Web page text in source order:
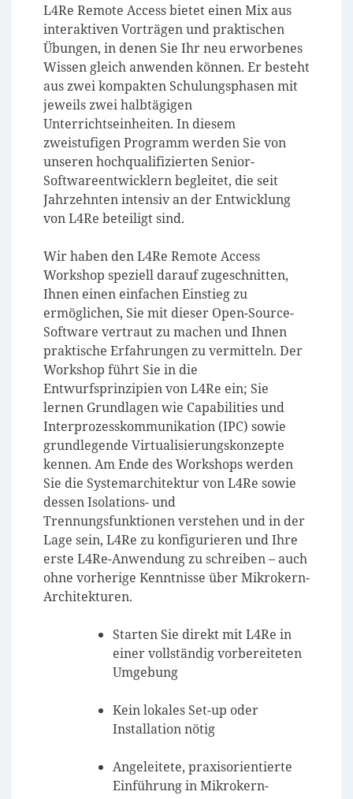
L4Re Remote Access bietet einenMix aus
interaktiven Vorträgen und praktischen
Übungen, in denen Sie Ihr neu erworbenes
Wissen gleich anwenden können. Er besteht
aus zwei kompakten Schulungsphasen mit
jeweils zwei halbtägigen
Unterrichtseinheiten. In diesem
zweistufigen Programm werden Sie von
unseren hochqualifizierten Senior-
Softwareentwicklern begleitet, die seit
Jahrzehnten intensiv an der Entwicklung
von L4Re beteiligt sind.
Wir haben den L4Re Remote Access
Workshop speziell darauf zugeschnitten,
Ihnen einen einfachen Einstieg zu
ermöglichen, Sie mit dieser Open-Source-
Software vertraut zu machen und Ihnen
praktische Erfahrungen zu vermitteln. Der
Workshop führt Sie in die
Entwurfsprinzipien von L4Re ein; Sie
lernen Grundlagen wie Capabilities und
Interprozesskommunikation (IPC) sowie
grundlegende Virtualisierungskonzepte
kennen. Am Ende des Workshops werden
Sie die Systemarchitektur von L4Re sowie
dessen Isolations- und
Trennungsfunktionen verstehen und in der
Lage sein, L4Re zu konfigurieren und Ihre
erste L4Re-Anwendung zu schreiben –auch
ohne vorherige Kenntnisse über Mikrokern-
Architekturen.
Starten Sie direkt mit L4Re in
einer vollständig vorbereiteten
Umgebung
Kein lokales Set-up oder
Installation nötig
Angeleitete, praxisorientierte
Einführung in Mikrokern-